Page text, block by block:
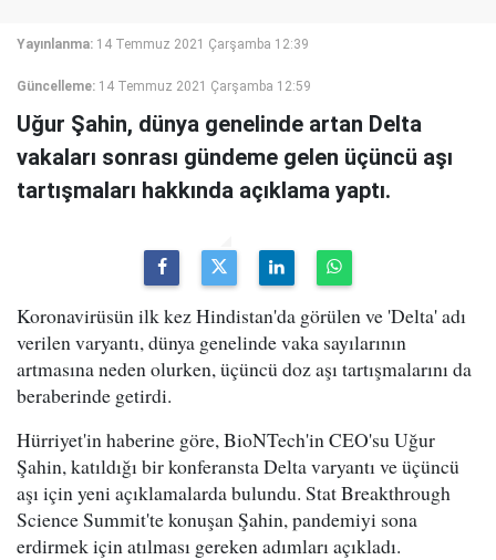
Yayınlanma: 14 Temmuz 2021 Çarşamba 12:39
Güncelleme: 14 Temmuz 2021 Çarşamba 12:59
Uğur Şahin, dünya genelinde artan Delta
vakaları sonrası gündeme gelen üçüncü aşı
tartışmaları hakkında açıklama yaptı.
Koronavirüsün ilk kez Hindistan'da görülen ve 'Delta' adı
verilen varyantı, dünya genelinde vaka sayılarının
artmasına neden olurken, üçüncü doz aşı tartışmalarını da
beraberinde getirdi.
Hürriyet'in haberine göre, BioNTech'in CEO'su Uğur
Şahin, katıldığı bir konferansta Delta varyantı ve üçüncü
aşı için yeni açıklamalarda bulundu. Stat Breakthrough
Science Summit'te konuşan Şahin, pandemiyi sona
erdirmek için atılması gereken adımları açıkladı.